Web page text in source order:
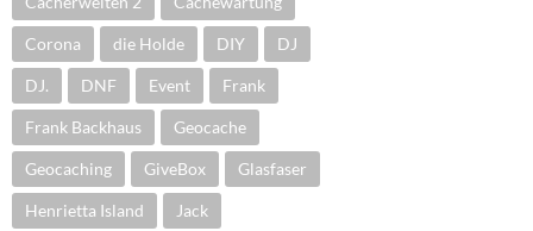
Corona die Holde DIY DJ
DJ. DNF Event Frank
Frank Backhaus Geocache
Geocaching GiveBox Glasfaser
Henrietta Island Jack